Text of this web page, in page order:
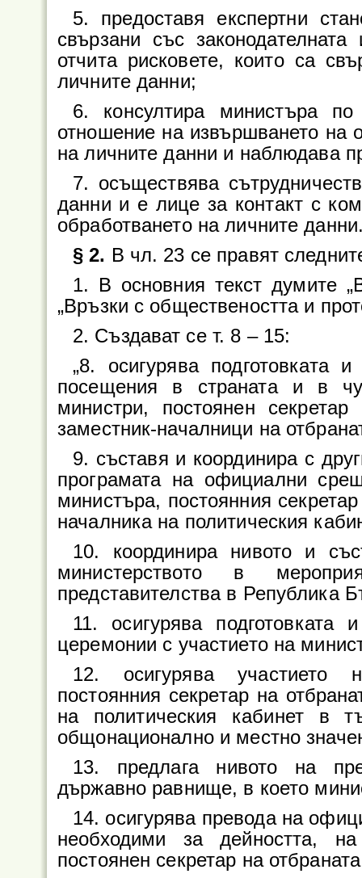
5. предоставя експертни
свързани със
отчита рисковете, които са
личните данни;
6. консултира министъра
отношение на извършването на
на личните данни и наблюдава
7. осъществява
данни и е лице за контакт с
обработването на личните
§ 2. В чл. 23 се правят
1. В основния текст думите
„Връзки с обществеността и
2. Създават се т. 8 – 15:
„8. осигурява
посещения в страната и в
министри, постоянен
заместник-началници на
9. съставя и координира с
програмата на официални
министъра, постоянния
началника на политическия
10. координира нивото и
министерството в
представителства в Република
11. осигурява
церемонии с участието на
12. осигурява участието
постоянния секретар на
на политическия кабинет в
общонационално и местно
13. предлага нивото на
държавно равнище, в което
14. осигурява превода на
необходими за дейността,
постоянен секретар на